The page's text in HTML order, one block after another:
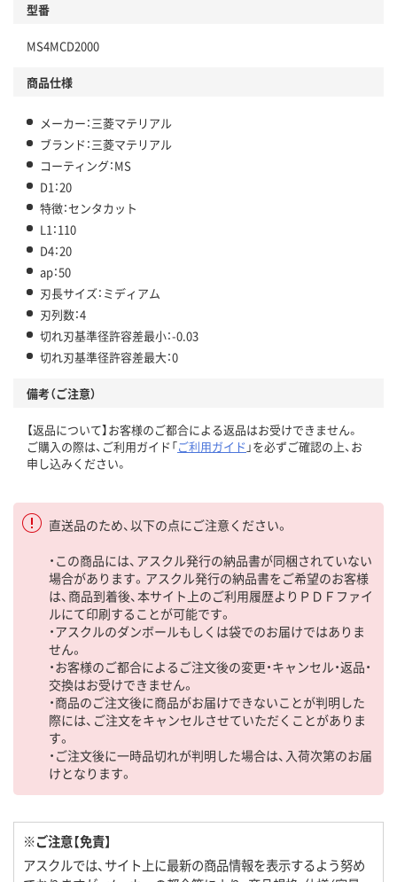
型番
MS4MCD2000
商品仕様
メーカー：三菱マテリアル
ブランド：三菱マテリアル
コーティング：MS
D1：20
特徴：センタカット
L1：110
D4：20
ap：50
刃長サイズ：ミディアム
刃列数：4
切れ刃基準径許容差最小：-0.03
切れ刃基準径許容差最大：0
備考（ご注意）
【返品について】お客様のご都合による返品はお受けできません。
ご購入の際は、ご利用ガイド「ご利用ガイド 」を必ずご確認の上、お
申し込みください。
直送品のため、以下の点にご注意ください。
・この商品には、アスクル発行の納品書が同梱されていない
場合があります。アスクル発行の納品書をご希望のお客様
は、商品到着後、本サイト上のご利用履歴よりＰＤＦファイ
ルにて印刷することが可能です。
・アスクルのダンボールもしくは袋でのお届けではありま
せん。
・お客様のご都合によるご注文後の変更・キャンセル・返品・
交換はお受けできません。
・商品のご注文後に商品がお届けできないことが判明した
際には、ご注文をキャンセルさせていただくことがありま
す。
・ご注文後に一時品切れが判明した場合は、入荷次第のお届
けとなります。
※ご注意【免責】
アスクルでは、サイト上に最新の商品情報を表示するよう努め